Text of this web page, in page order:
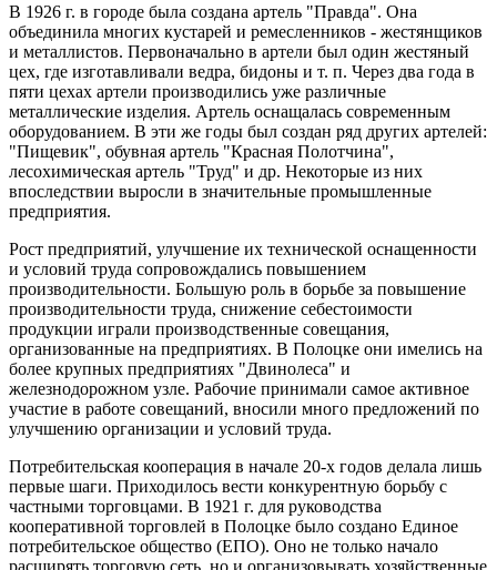
В 1926 г. в городе была создана артель "Правда". Она
объединила многих кустарей и ремесленников - жестянщиков
и металлистов. Первоначально в артели был один жестяный
цех, где изготавливали ведра, бидоны и т. п. Через два года в
пяти цехах артели производились уже различные
металлические изделия. Артель оснащалась современным
оборудованием. В эти же годы был создан ряд других артелей:
"Пищевик", обувная артель "Красная Полотчина",
лесохимическая артель "Труд" и др. Некоторые из них
впоследствии выросли в значительные промышленные
предприятия.
Рост предприятий, улучшение их технической оснащенности
и условий труда сопровождались повышением
производительности. Большую роль в борьбе за повышение
производительности труда, снижение себестоимости
продукции играли производственные совещания,
организованные на предприятиях. В Полоцке они имелись на
более крупных предприятиях "Двинолеса" и
железнодорожном узле. Рабочие принимали самое активное
участие в работе совещаний, вносили много предложений по
улучшению организации и условий труда.
Потребительская кооперация в начале 20-х годов делала лишь
первые шаги. Приходилось вести конкурентную борьбу с
частными торговцами. В 1921 г. для руководства
кооперативной торговлей в Полоцке было создано Единое
потребительское общество (ЕПО). Оно не только начало
расширять торговую сеть, но и организовывать хозяйственные